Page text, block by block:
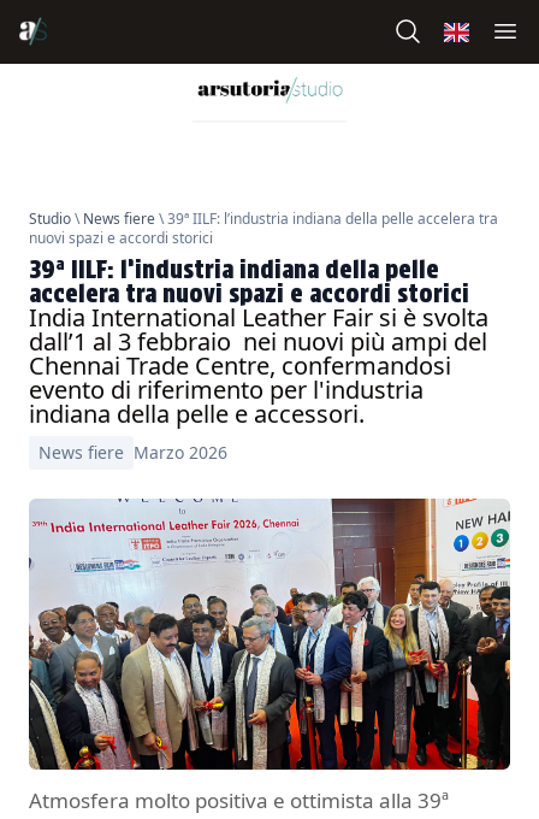
Studio\News fiere\ 39ª IILF: l’industria indiana della pelle accelera tra
nuovi spazi e accordi storici
39ª IILF: l’industria indiana della pelle
accelera tra nuovi spazi e accordi storici
India International Leather Fair si è svolta
dall’1 al 3 febbraio nei nuovi più ampi del
Chennai Trade Centre, confermandosi
evento di riferimento per l'industria
indiana della pelle e accessori.
News fiere Marzo 2026
Atmosfera molto positiva e ottimista alla 39ª